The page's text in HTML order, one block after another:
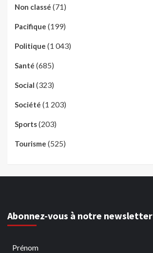
Non classé (71)
Pacifique (199)
Politique (1 043)
Santé (685)
Social (323)
Société (1 203)
Sports(203)
Tourisme (525)
Abonnez-vous à notre newsletter
Prénom